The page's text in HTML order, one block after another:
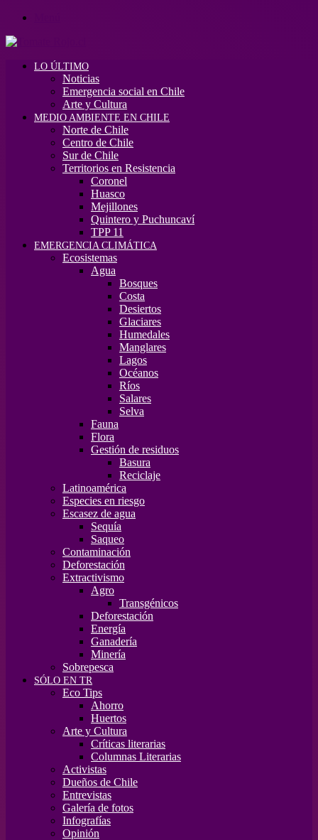
LO ÚLTIMO
Noticias
Emergencia social en Chile
Arte y Cultura
MEDIO AMBIENTE EN CHILE
Norte de Chile
Centro de Chile
Sur de Chile
Territorios en Resistencia
Coronel
Huasco
Mejillones
Quintero y Puchuncaví
TPP 11
EMERGENCIA CLIMÁTICA
Ecosistemas
Agua
Bosques
Costa
Desiertos
Glaciares
Humedales
Manglares
Lagos
Océanos
Ríos
Salares
Selva
Fauna
Flora
Gestión de residuos
Basura
Reciclaje
Latinoamérica
Especies en riesgo
Escasez de agua
Sequía
Saqueo
Contaminación
Deforestación
Extractivismo
Agro
Transgénicos
Deforestación
Energía
Ganadería
Minería
Sobrepesca
SÓLO EN TR
Eco Tips
Ahorro
Huertos
Arte y Cultura
Críticas literarias
Columnas Literarias
Activistas
Dueños de Chile
Entrevistas
Galería de fotos
Infografías
Opinión